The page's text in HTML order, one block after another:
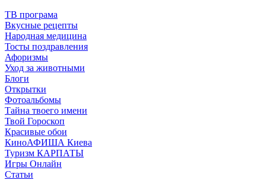
ТВ програма
Вкусные рецепты
Народная медицина
Тосты поздравления
Афоризмы
Уход за животными
Блоги
Открытки
Фотоальбомы
Тайна твоего имени
Твой Гороскоп
Красивые обои
КиноАФИША Киева
Туризм КАРПАТЫ
Игры Онлайн
Статьи